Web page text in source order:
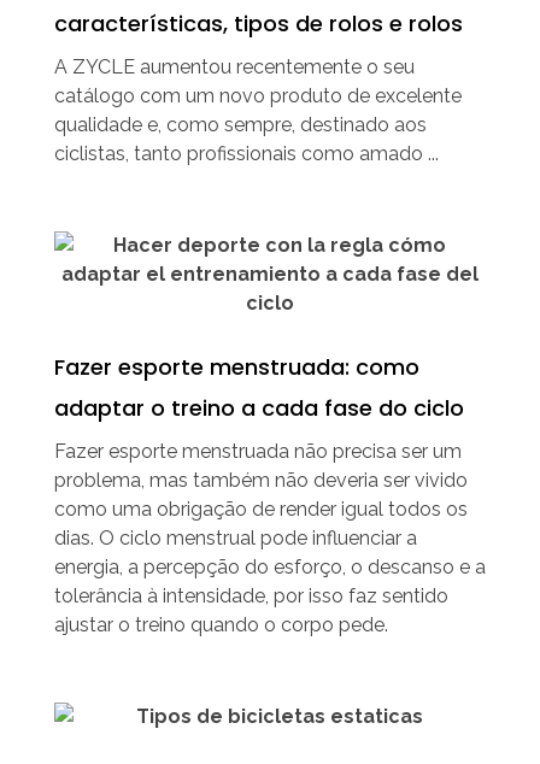
características, tipos de rolos e rolos
A ZYCLE aumentou recentemente o seu
catálogo com um novo produto de excelente
qualidade e, como sempre, destinado aos
ciclistas, tanto profissionais como amado ...
Fazer esporte menstruada: como
adaptar o treino a cada fase do ciclo
Fazer esporte menstruada não precisa ser um
problema, mas também não deveria ser vivido
como uma obrigação de render igual todos os
dias. O ciclo menstrual pode influenciar a
energia, a percepção do esforço, o descanso e a
tolerância à intensidade, por isso faz sentido
ajustar o treino quando o corpo pede.